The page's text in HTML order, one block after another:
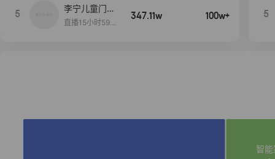
5
李宁儿童门店
爆款赤兔8pr
直播15小时59
347.11w 100w+ 5